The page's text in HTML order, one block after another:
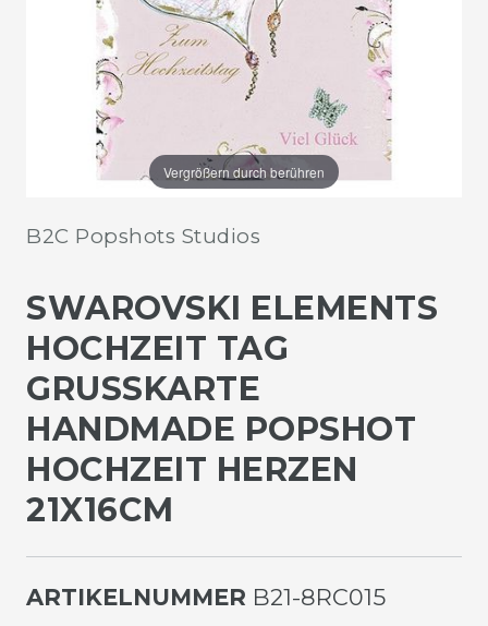
Vergrößern durch berühren
B2C Popshots Studios
SWAROVSKI ELEMENTS
HOCHZEIT TAG
GRUSSKARTE H
ANDMADE POPSHOT H
OCHZEIT HERZEN 2
1X16CM
ARTIKELNUMMER B21-8RC015